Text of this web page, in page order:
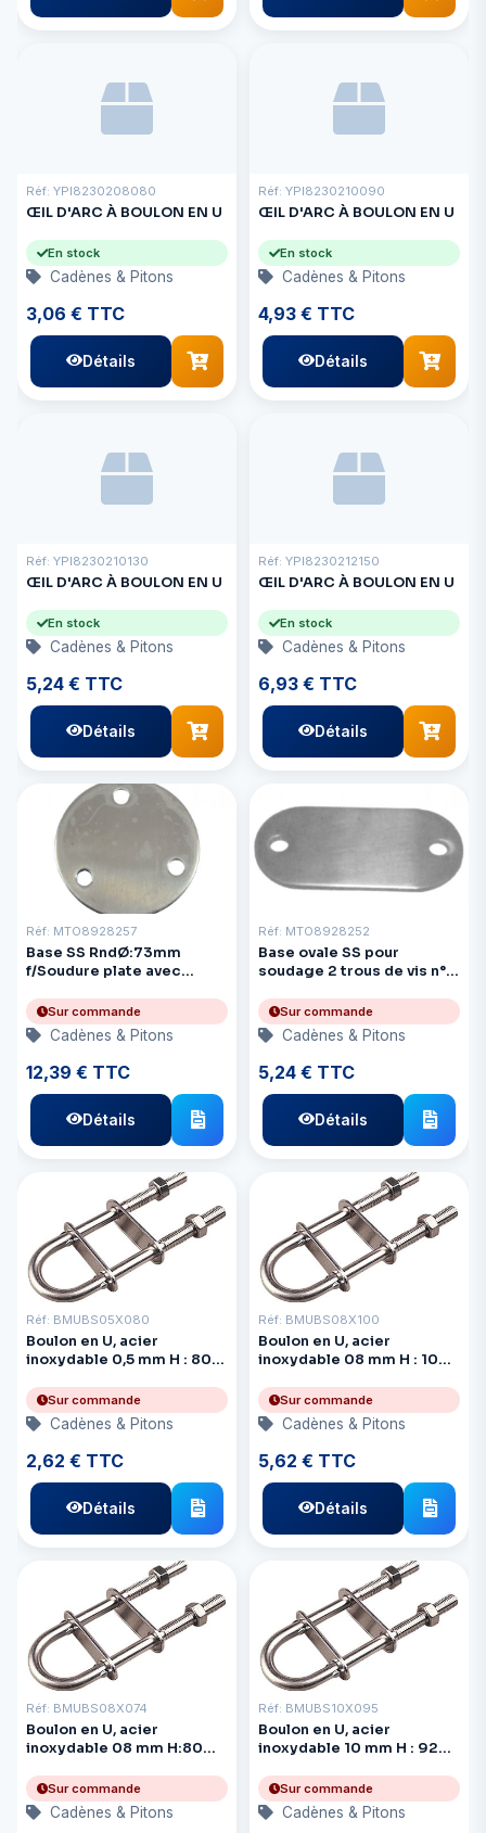
Réf: YPI8230208080
ŒIL D'ARC À BOULON EN U
En stock
Cadènes & Pitons
3,06 € TTC
Détails
Réf: YPI8230210090
ŒIL D'ARC À BOULON EN U
En stock
Cadènes & Pitons
4,93 € TTC
Détails
Réf: YPI8230210130
ŒIL D'ARC À BOULON EN U
En stock
Cadènes & Pitons
5,24 € TTC
Détails
Réf: YPI8230212150
ŒIL D'ARC À BOULON EN U
En stock
Cadènes & Pitons
6,93 € TTC
Détails
Réf: MTO8928257
Base SS RndØ:73mm
f/Soudure plate avec
Sur commande
Cadènes & Pitons
12,39 € TTC
Détails
Réf: MTO8928252
Base ovale SS pour
soudage 2 trous de vis n°
Sur commande
Cadènes & Pitons
5,24 € TTC
Détails
Réf: BMUBS05X080
Boulon en U, acier
inoxydable 0,5 mm H : 80
filetage : 50 mm
Sur commande
Cadènes & Pitons
2,62 € TTC
Détails
Réf: BMUBS08X100
Boulon en U, acier
inoxydable 08 mm H : 102
filetage : 61 mm
Sur commande
Cadènes & Pitons
5,62 € TTC
Détails
Réf: BMUBS08X074
Boulon en U, acier
inoxydable 08 mm H:80
mmSur commande
Cadènes & Pitons
Réf: BMUBS10X095
Boulon en U, acier
inoxydable 10 mm H : 92
filetage : 48 mm
Sur commande
Cadènes & Pitons